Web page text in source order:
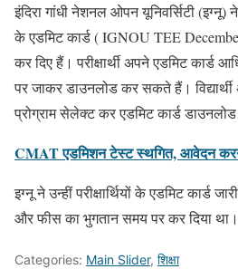
इंदिरा गांधी नेशनल ओपन यूनिवर्सिटी (इग्नू)
के एडमिट कार्ड ( IGNOU TEE
कर दिए हैं। परीक्षार्थी अपने एडमिट कार्ड
पर जाकर डाउनलोड कर सकते हैं।
प्रोग्राम सेलेक्ट कर एडमिट कार्ड
CMAT एडमिशन टेस्ट स्थगित, आवेदन
इग्नू ने उन्हीं परीक्षार्थियों के एडमिट कार्ड
और फीस का भुगतान समय पर कर दिया था।
Categories: Main Slider, शिक्षा